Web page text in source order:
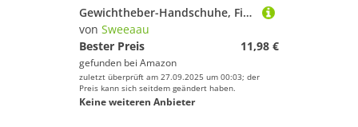
Gewichtheber-Handschuhe, Fitness, Workout, Krafttraining, rutschfest, Halbfinger, Fitnessstudio, für Bodybuilding, Gewichtheben
von Sweeaau
Bester Preis
11,98 €
gefunden bei Amazon
zuletzt überprüft am 27.09.2025 um 00:03; der
Preis kann sich seitdem geändert haben.
Keine weiteren Anbieter